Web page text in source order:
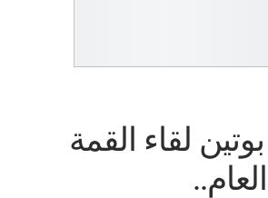
لقاء القمة